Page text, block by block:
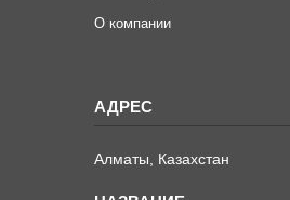
О компании
Алматы, Казахстан